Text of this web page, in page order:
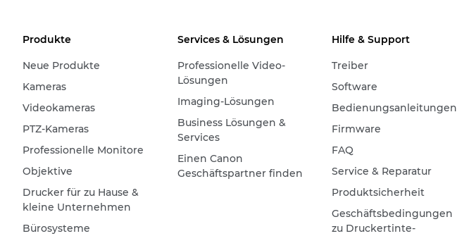
Produkte
Neue Produkte
Kameras
Videokameras
PTZ-Kameras
Professionelle Monitore
Objektive
Drucker für zu Hause &
kleine Unternehmen
Bürosysteme
Services & Lösungen
Professionelle Video-
Lösungen
Imaging-Lösungen
Business Lösungen &
Services
Einen Canon
Geschäftspartner finden
Hilfe & Support
Treiber
Software
Bedienungsanleitungen
Firmware
FAQ
Service & Reparatur
Produktsicherheit
Geschäftsbedingungen
zu Druckertinte-